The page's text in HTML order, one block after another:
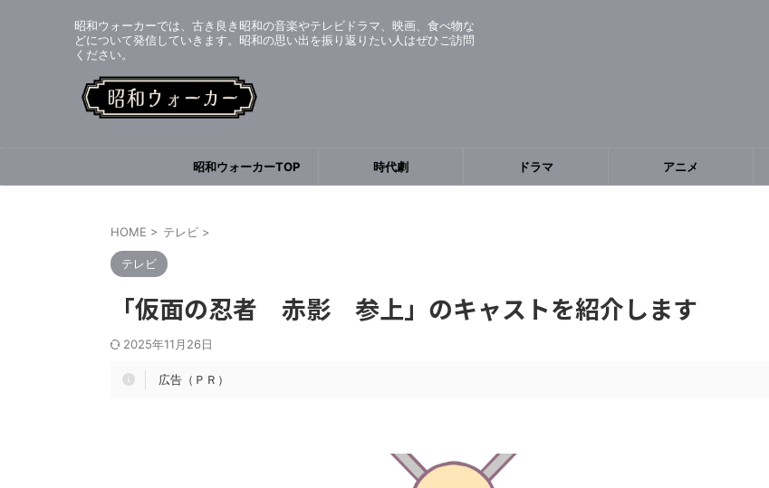
昭和ウォーカーでは、古き良き昭和の音楽やテレビドラマ、映画、食べ物な
どについて発信していきます。昭和の思い出を振り返りたい人はぜひご訪問
ください。
昭和ウォーカーTOP 時代劇 ドラマ アニメ
HOME > テレビ >
テレビ
「仮面の忍者 赤影 参上」のキャストを紹介します
2025年11月26日
広告（ＰＲ）